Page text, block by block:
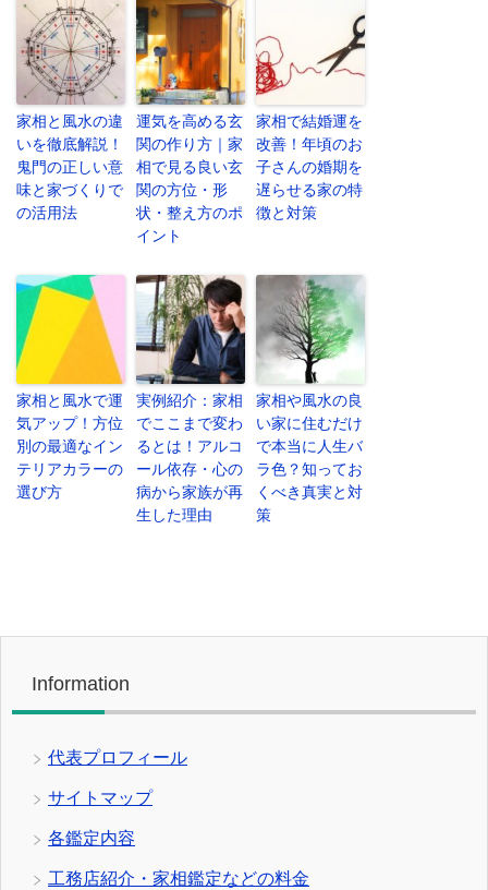
家相と風水の違
いを徹底解説！
鬼門の正しい意
味と家づくりで
の活用法
運気を高める玄
関の作り方｜家
相で見る良い玄
関の方位・形
状・整え方のポ
イント
家相で結婚運を
改善！年頃のお
子さんの婚期を
遅らせる家の特
徴と対策
家相と風水で運
気アップ！方位
別の最適なイン
テリアカラーの
選び方
実例紹介：家相
でここまで変わ
るとは！アルコ
ール依存・心の
病から家族が再
生した理由
家相や風水の良
い家に住むだけ
で本当に人生バ
ラ色？知ってお
くべき真実と対
策
Information
代表プロフィール
サイトマップ
各鑑定内容
工務店紹介・家相鑑定などの料金